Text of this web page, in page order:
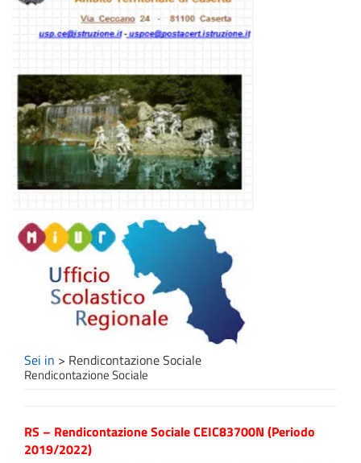
Sei in > Rendicontazione Sociale
Rendicontazione Sociale
RS – Rendicontazione Sociale CEIC83700N (Periodo
2019/2022)